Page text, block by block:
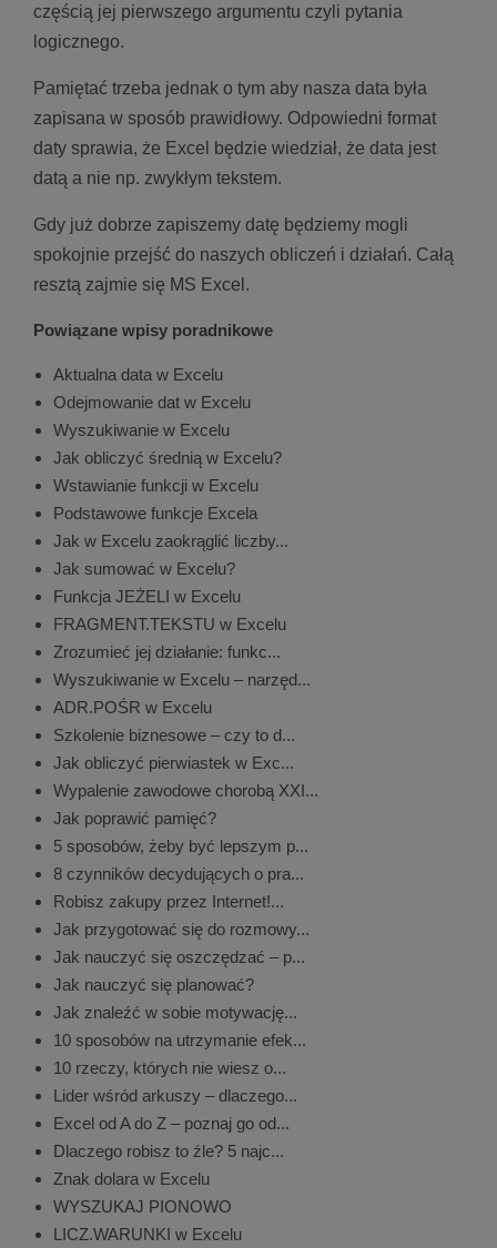
częścią jej pierwszego argumentu czyli pytania
logicznego.
Pamiętać trzeba jednak o tym aby nasza data była
zapisana w sposób prawidłowy. Odpowiedni format
daty sprawia, że Excel będzie wiedział, że data jest
datą a nie np. zwykłym tekstem.
Gdy już dobrze zapiszemy datę będziemy mogli
spokojnie przejść do naszych obliczeń i działań. Całą
resztą zajmie się MS Excel.
Powiązane wpisy poradnikowe
Aktualna data w Excelu
Odejmowanie dat w Excelu
Wyszukiwanie w Excelu
Jak obliczyć średnią w Excelu?
Wstawianie funkcji w Excelu
Podstawowe funkcje Excela
Jak w Excelu zaokrąglić liczby...
Jak sumować w Excelu?
Funkcja JEŻELI w Excelu
FRAGMENT.TEKSTU w Excelu
Zrozumieć jej działanie: funkc...
Wyszukiwanie w Excelu – narzęd...
ADR.POŚR w Excelu
Szkolenie biznesowe – czy to d...
Jak obliczyć pierwiastek w Exc...
Wypalenie zawodowe chorobą XXI...
Jak poprawić pamięć?
5 sposobów, żeby być lepszym p...
8 czynników decydujących o pra...
Robisz zakupy przez Internet!...
Jak przygotować się do rozmowy...
Jak nauczyć się oszczędzać – p...
Jak nauczyć się planować?
Jak znaleźć w sobie motywację...
10 sposobów na utrzymanie efek...
10 rzeczy, których nie wiesz o...
Lider wśród arkuszy – dlaczego...
Excel od A do Z – poznaj go od...
Dlaczego robisz to źle? 5 najc...
Znak dolara w Excelu
WYSZUKAJ PIONOWO
LICZ.WARUNKI w Excelu